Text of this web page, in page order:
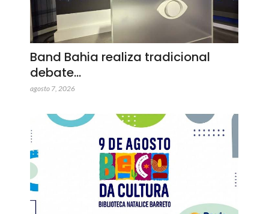
Band Bahia realiza tradicional
debate…
agosto 7, 2026